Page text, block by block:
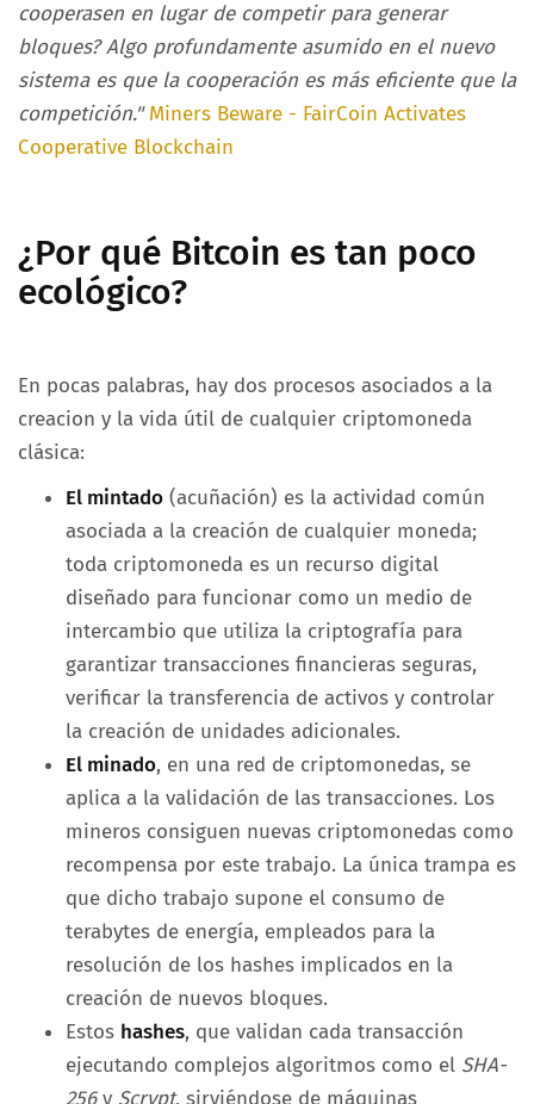
cooperasen en lugar de competir para generar
bloques? Algo profundamente asumido en el nuevo
sistema es que la cooperación es más eficiente que la
competición." Miners Beware - FairCoin Activates
Cooperative Blockchain
¿Por qué Bitcoin es tan poco
ecológico?
En pocas palabras, hay dos procesos asociados a la
creacion y la vida útil de cualquier criptomoneda
clásica:
El mintado (acuñación) es la actividad común
asociada a la creación de cualquier moneda;
toda criptomoneda es un recurso digital
diseñado para funcionar como un medio de
intercambio que utiliza la criptografía para
garantizar transacciones financieras seguras,
verificar la transferencia de activos y controlar
la creación de unidades adicionales.
El minado, en una red de criptomonedas, se
aplica a la validación de las transacciones. Los
mineros consiguen nuevas criptomonedas como
recompensa por este trabajo. La única trampa es
que dicho trabajo supone el consumo de
terabytes de energía, empleados para la
resolución de los hashes implicados en la
creación de nuevos bloques.
Estos hashes, que validan cada transacción
ejecutando complejos algoritmos como el SHA-
256y Scrypt, sirviéndose de máquinas